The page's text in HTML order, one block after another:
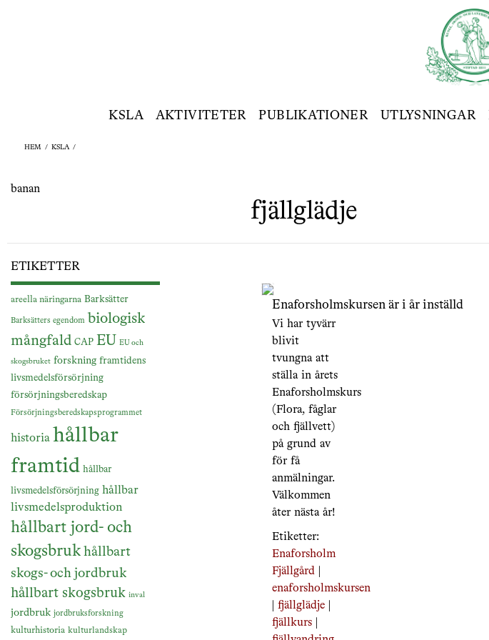
KSLA AKTIVITETER PUBLIKATIONER UTLYSNINGAR
HEM / KSLA /
banan
fjällglädje
ETIKETTER
areella näringarna Barksätter
Barksätters egendom biologisk
mångfald CAP EU EU och
skogsbruket forskning framtidens
livsmedelsförsörjning
försörjningsberedskap
Försörjningsberedskapsprogrammet
historia hållbar
framtid hållbar
livsmedelsförsörjning hållbar
livsmedelsproduktion
hållbart jord- och
skogsbruk hållbart
skogs- och jordbruk
hållbart skogsbruk inval
jordbruk jordbruksforskning
kulturhistoria kulturlandskap
Enaforsholmskursen är i år inställd
Vi har tyvärr
blivit
tvungna att
ställa in årets
Enaforsholmskurs
(Flora, fåglar
och fjällvett)
på grund av
för få
anmälningar.
Välkommen
åter nästa år!
Etiketter:
Enaforsholm
Fjällgård
enaforsholmskursen
fjällglädje
fjällkurs